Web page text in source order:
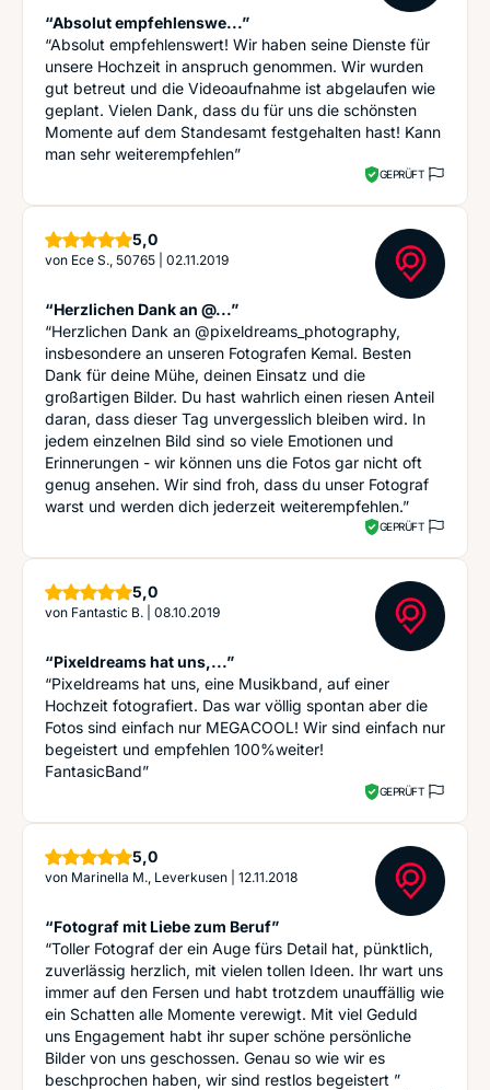
“Absolut empfehlenswe...”
“Absolut empfehlenswert! Wir haben seine Dienste für
unsere Hochzeit in anspruch genommen. Wir wurden
gut betreut und die Videoaufnahme ist abgelaufen wie
geplant. Vielen Dank, dass du für uns die schönsten
Momente auf dem Standesamt festgehalten hast! Kann
man sehr weiterempfehlen”
GEPRÜFT
5,0Sterne
von Ece S., 50765 02.11.2019
“Herzlichen Dank an @...”
“Herzlichen Dank an @pixeldreams_photography,
insbesondere an unseren Fotografen Kemal. Besten
Dank für deine Mühe, deinen Einsatz und die
großartigen Bilder. Du hast wahrlich einen riesen Anteil
daran, dass dieser Tag unvergesslich bleiben wird. In
jedem einzelnen Bild sind so viele Emotionen und
Erinnerungen - wir können uns die Fotos gar nicht oft
genug ansehen. Wir sind froh, dass du unser Fotograf
warst und werden dich jederzeit weiterempfehlen.”
GEPRÜFT
5,0Sterne
von Fantastic B. 08.10.2019
“Pixeldreams hat uns,...”
“Pixeldreams hat uns, eine Musikband, auf einer
Hochzeit fotografiert. Das war völlig spontan aber die
Fotos sind einfach nur MEGACOOL! Wir sind einfach nur
begeistert und empfehlen 100%weiter!
FantasicBand”
GEPRÜFT
5,0Sterne
von Marinella M., Leverkusen 12.11.2018
“Fotograf mit Liebe zum Beruf”
“Toller Fotograf der ein Auge fürs Detail hat, pünktlich,
zuverlässig herzlich, mit vielen tollen Ideen. Ihr wart uns
immer auf den Fersen und habt trotzdem unauffällig wie
ein Schatten alle Momente verewigt. Mit viel Geduld
uns Engagement habt ihr super schöne persönliche
Bilder von uns geschossen. Genau so wie wir es
beschprochen haben, wir sind restlos begeistert ”